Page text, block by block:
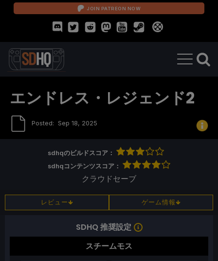
JOIN PATREON NOW
エンドレス・レジェンド2
Posted: Sep 18, 2025
sdhqのビルドスコア：
sdhqコンテンツスコア：
クラウドセーブ
レビュー ゲーム情報
SDHQ 推奨設定
スチームモス